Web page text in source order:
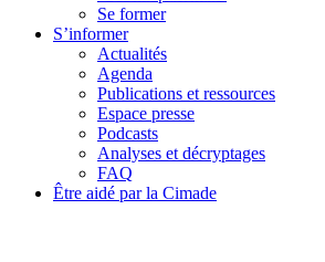
Se former
S’informer
Actualités
Agenda
Publications et ressources
Espace presse
Podcasts
Analyses et décryptages
FAQ
Être aidé par la Cimade